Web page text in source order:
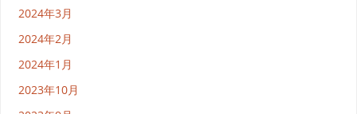
2024年3月
2024年2月
2024年1月
2023年10月